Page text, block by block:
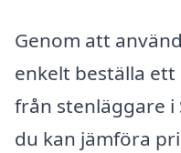
Genom att
enkelt beställa
från stenläggare
du kan jämföra